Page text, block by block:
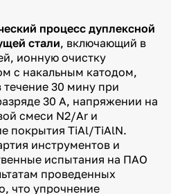
процесс дуплексной
стали, включающий в
ионную очистку
с накальным катодом,
30 мину при
30 А, напряжении на
смеси N2/Ar и
покрытия TiAl/TiAlN.
инструментов и
испытания на ПАО
проведенных
что упрочнение